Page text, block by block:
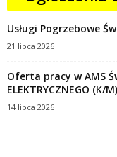
Usługi Pogrzebowe
21 lipca 2026
Oferta pracy w AMS
ELEKTRYCZNEGO (K/M)
14 lipca 2026